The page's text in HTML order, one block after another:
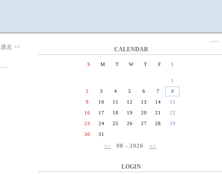
過去 >>
●●●
CALENDAR
S M T W T F S
1
2
3 4 5 6 7
8
9
10 11 12 13 14
15
16
17 18 19 20 21
22
23
24 25 26 27 28
29
30
31
<< 08 - 2026>>
LOGIN